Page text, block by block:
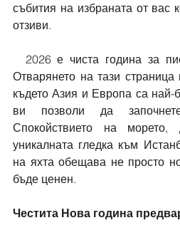
събития на избраната от вас
отзиви.
Отварянето на тази
където Азия и Европа са най-
ви позволи да
Спокойствието на морето,
уникалната гледка към
на яхта обещава не просто
бъде ценен.
Честита Нова година